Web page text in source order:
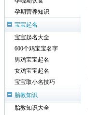
孕期营养知识
宝宝起名
宝宝起名大全
600个鸡宝宝名字
男鸡宝宝起名
女鸡宝宝起名
宝宝取小名技巧
胎教知识
胎教知识大全